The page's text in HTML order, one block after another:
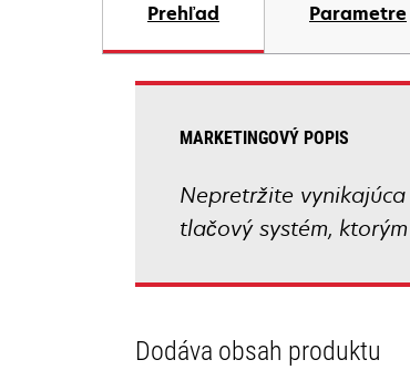
Prehľad Parametre
MARKETINGOVÝ POPIS
Nepretržite
tlačový systém,
Dodáva obsah produktu